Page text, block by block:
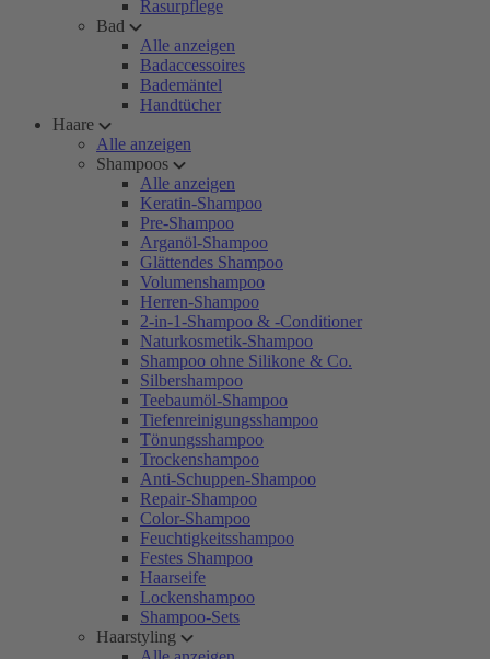
Rasurpflege
Bad
Alle anzeigen
Badaccessoires
Bademäntel
Handtücher
Haare
Alle anzeigen
Shampoos
Alle anzeigen
Keratin-Shampoo
Pre-Shampoo
Arganöl-Shampoo
Glättendes Shampoo
Volumenshampoo
Herren-Shampoo
2-in-1-Shampoo & -Conditioner
Naturkosmetik-Shampoo
Shampoo ohne Silikone & Co.
Silbershampoo
Teebaumöl-Shampoo
Tiefenreinigungsshampoo
Tönungsshampoo
Trockenshampoo
Anti-Schuppen-Shampoo
Repair-Shampoo
Color-Shampoo
Feuchtigkeitsshampoo
Festes Shampoo
Haarseife
Lockenshampoo
Shampoo-Sets
Haarstyling